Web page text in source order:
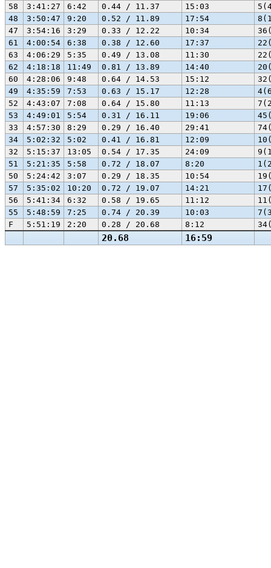
20.68 16:59
58
3:41:27 6:42 0.44 / 11.37 15:03
48
3:50:47 9:20 0.52 / 11.89 17:54
47
3:54:16 3:29 0.33 / 12.22 10:34
61
4:00:54 6:38 0.38 / 12.60 17:37
63
4:06:29 5:35 0.49 / 13.08 11:30
62
4:18:18 11:49 0.81 / 13.89 14:40
60
4:28:06 9:48 0.64 / 14.53 15:12
49
4:35:59 7:53 0.63 / 15.17 12:28
52
4:43:07 7:08 0.64 / 15.80 11:13
53
4:49:01 5:54 0.31 / 16.11 19:06
33
4:57:30 8:29 0.29 / 16.40 29:41
34
5:02:32 5:02 0.41 / 16.81 12:09
32
5:15:37 13:05 0.54 / 17.35 24:09
51
5:21:35 5:58 0.72 / 18.07 8:20
50
5:24:42 3:07 0.29 / 18.35 10:54
57
5:35:02 10:20 0.72 / 19.07 14:21
56
5:41:34 6:32 0.58 / 19.65 11:12
55
5:48:59 7:25 0.74 / 20.39 10:03
F
5:51:19 2:20 0.28 / 20.68 8:12